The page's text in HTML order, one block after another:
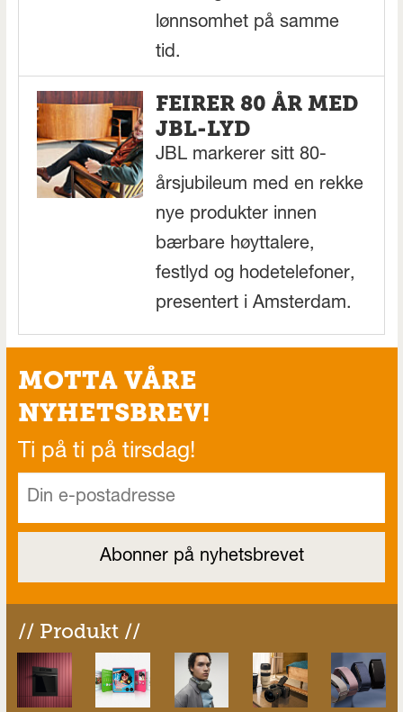
lønnsomhet på samme
tid.
FEIRER 80 ÅR MED
JBL-LYD
JBL markerer sitt 80-
årsjubileum med en rekke
nye produkter innen
bærbare høyttalere,
festlyd og hodetelefoner,
presentert i Amsterdam.
MOTTA VÅRE
NYHETSBREV!
Ti på ti på tirsdag!
// Produkt //